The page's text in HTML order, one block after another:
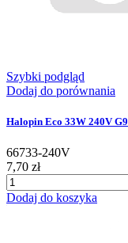
Szybki podgląd
Dodaj do porównania
Halopin Eco 33W 240V G9
66733-240V
7,70 zł
Dodaj do koszyka